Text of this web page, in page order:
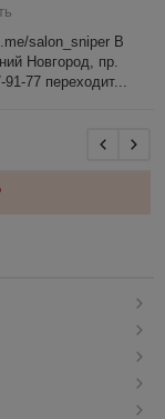
salon_sniper В
Новгород, пр.
77 переходит...